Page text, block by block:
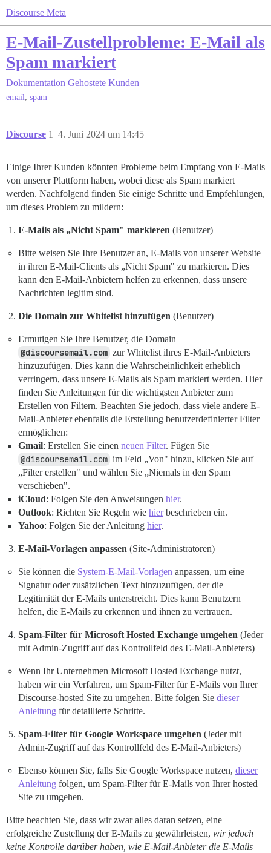
Discourse Meta
E-Mail-Zustellprobleme: E-Mail als
Spam markiert
Dokumentation Gehostete Kunden
email, spam
Discourse 4. Juni 2024 um 14:45
1
Einige Ihrer Kunden könnten Probleme beim Empfang von E-Mails
von unserer Plattform haben, wobei diese als Spam markiert
werden. Nachfolgend finden Sie einige Schritte und Empfehlungen,
um dieses Problem zu mildern:
E-Mails als „Nicht Spam" markieren (Benutzer)
Bitte weisen Sie Ihre Benutzer an, E-Mails von unserer Website
in ihren E-Mail-Clients als „Nicht Spam" zu markieren. Dies
kann den E-Mail-Anbietern helfen zu erkennen, dass unsere
Nachrichten legitim sind.
Die Domain zur Whitelist hinzufügen (Benutzer)
Ermutigen Sie Ihre Benutzer, die Domain
@discoursemail.com zur Whitelist ihres E-Mail-Anbieters
hinzuzufügen. Dies kann die Wahrscheinlichkeit erheblich
verringern, dass unsere E-Mails als Spam markiert werden. Hier
finden Sie Anleitungen für die wichtigsten Anbieter zum
Erstellen von Filtern. Beachten Sie jedoch, dass viele andere E-
Mail-Anbieter ebenfalls die Erstellung benutzerdefinierter Filter
ermöglichen:
Gmail: Erstellen Sie einen neuen Filter. Fügen Sie
@discoursemail.com im Feld „Von" hinzu, klicken Sie auf
„Filter erstellen" und wählen Sie „Niemals in den Spam
verschieben".
iCloud: Folgen Sie den Anweisungen hier.
Outlook: Richten Sie Regeln wie hierbeschrieben ein.
Yahoo: Folgen Sie der Anleitung hier.
E-Mail-Vorlagen anpassen (Site-Administratoren)
Sie können die System-E-Mail-Vorlagen anpassen, um eine
Signatur oder zusätzlichen Text hinzuzufügen, der die
Legitimität der E-Mails unterstreicht. Dies kann Benutzern
helfen, die E-Mails zu erkennen und ihnen zu vertrauen.
Spam-Filter für Microsoft Hosted Exchange umgehen (Jeder
mit Admin-Zugriff auf das Kontrollfeld des E-Mail-Anbieters)
Wenn Ihr Unternehmen Microsoft Hosted Exchange nutzt,
haben wir ein Verfahren, um Spam-Filter für E-Mails von Ihrer
Discourse-hosted Site zu umgehen. Bitte folgen Sie dieser
Anleitung für detaillierte Schritte.
Spam-Filter für Google Workspace umgehen (Jeder mit
Admin-Zugriff auf das Kontrollfeld des E-Mail-Anbieters)
Ebenso können Sie, falls Sie Google Workspace nutzen, dieser
Anleitung folgen, um Spam-Filter für E-Mails von Ihrer hosted
Site zu umgehen.
Bitte beachten Sie, dass wir zwar alles daran setzen, eine
erfolgreiche Zustellung der E-Mails zu gewährleisten, wir jedoch
keine Kontrolle darüber haben, wie E-Mail-Anbieter die E-Mails